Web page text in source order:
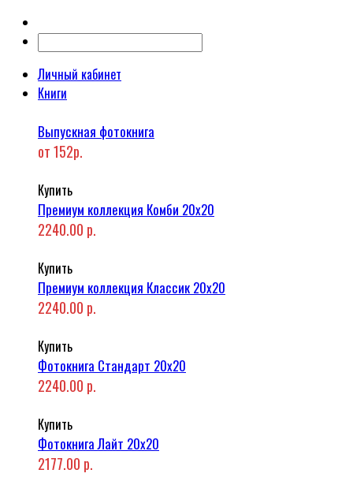
Личный кабинет
Книги
Выпускная фотокнига
от 152р.
Купить
Премиум коллекция Комби 20x20
2240.00 р.
Купить
Премиум коллекция Классик 20x20
2240.00 р.
Купить
Фотокнига Стандарт 20x20
2240.00 р.
Купить
Фотокнига Лайт 20x20
2177.00 р.